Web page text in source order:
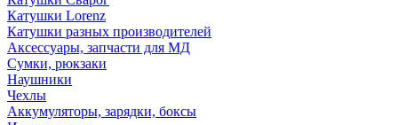
Катушки Lorenz
Катушки разных производителей
Аксессуары, запчасти для МД
Сумки, рюкзаки
Наушники
Чехлы
Аккумуляторы, зарядки, боксы